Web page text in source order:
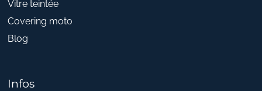
Vitre teintée
Covering moto
Blog
Infos